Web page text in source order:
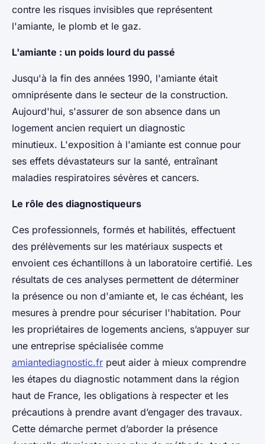
contre les risques invisibles que représentent
l'amiante, le plomb et le gaz.
L'amiante : un poids lourd du passé
Jusqu'à la fin des années 1990, l'amiante était
omniprésente dans le secteur de la construction.
Aujourd'hui, s'assurer de son absence dans un
logement ancien requiert un diagnostic
minutieux. L'exposition à l'amiante est connue pour
ses effets dévastateurs sur la santé, entraînant
maladies respiratoires sévères et cancers.
Le rôle des diagnostiqueurs
Ces professionnels, formés et habilités, effectuent
des prélèvements sur les matériaux suspects et
envoient ces échantillons à un laboratoire certifié. Les
résultats de ces analyses permettent de déterminer
la présence ou non d'amiante et, le cas échéant, les
mesures à prendre pour sécuriser l'habitation. Pour
les propriétaires de logements anciens, s’appuyer sur
une entreprise spécialisée comme
amiantediagnostic.fr peut aider à mieux comprendre
les étapes du diagnostic notamment dans la région
haut de France, les obligations à respecter et les
précautions à prendre avant d’engager des travaux.
Cette démarche permet d’aborder la présence